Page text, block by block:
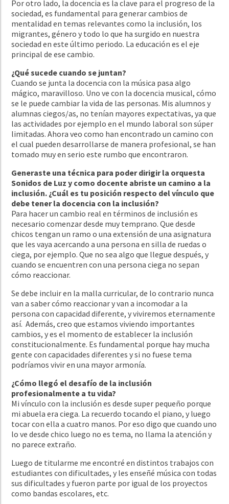
Por otro lado, la docencia es la clave para el progreso de la
sociedad, es fundamental para generar cambios de
mentalidad en temas relevantes como la inclusión, los
migrantes, género y todo lo que ha surgido en nuestra
sociedad en este último periodo. La educación es el eje
principal de ese cambio.
¿Qué sucede cuando se juntan?
Cuando se junta la docencia con la música pasa algo
mágico, maravilloso. Uno ve con la docencia musical, cómo
se le puede cambiar la vida de las personas. Mis alumnos y
alumnas ciegos/as, no tenían mayores expectativas, ya que
las actividades por ejemplo en el mundo laboral son súper
limitadas. Ahora veo como han encontrado un camino con
el cual pueden desarrollarse de manera profesional, se han
tomado muy en serio este rumbo que encontraron.
Generaste una técnica para poder dirigir la orquesta
Sonidos de Luz y como docente abriste un camino a la
inclusión. ¿Cuál es tu posición respecto del vínculo que
debe tener la docencia con la inclusión?
Para hacer un cambio real en términos de inclusión es
necesario comenzar desde muy temprano. Que desde
chicos tengan un ramo o una extensión de una asignatura
que les vaya acercando a una persona en silla de ruedas o
ciega, por ejemplo. Que no sea algo que llegue después, y
cuando se encuentren con una persona ciega no sepan
cómo reaccionar.
Se debe incluir en la malla curricular, de lo contrario nunca
van a saber cómo reaccionar y van a incomodar a la
persona con capacidad diferente, y viviremos eternamente
así. Además, creo que estamos viviendo importantes
cambios, y es el momento de establecer la inclusión
constitucionalmente. Es fundamental porque hay mucha
gente con capacidades diferentes y si no fuese tema
podríamos vivir en una mayor armonía.
¿Cómo llegó el desafío de la inclusión
profesionalmente a tu vida?
Mi vínculo con la inclusión es desde super pequeño porque
mi abuela era ciega. La recuerdo tocando el piano, y luego
tocar con ella a cuatro manos. Por eso digo que cuando uno
lo ve desde chico luego no es tema, no llama la atención y
no parece extraño.
Luego de titularme me encontré en distintos trabajos con
estudiantes con dificultades, y les enseñé música con todas
sus dificultades y fueron parte por igual de los proyectos
como bandas escolares, etc.